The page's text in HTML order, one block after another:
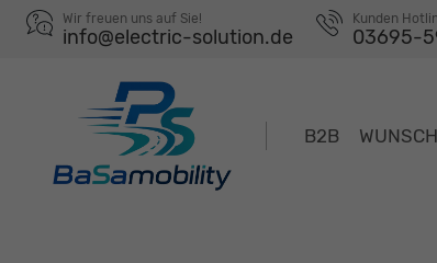
Wir freuen uns auf Sie!
info@electric-solution.de
Kunden
03695-
B2B